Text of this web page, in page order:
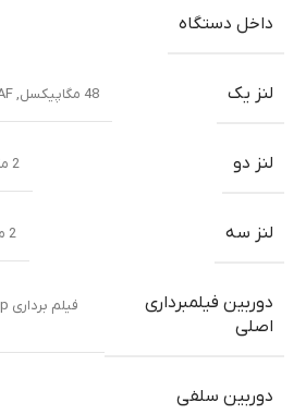
داخل دستگاه
لنز یک 48 مگاپیکسل, f/2.0, 26mm (wide), PDAF
لنز دو 2 مگاپیکسل, f/2.4, (macro)
لنز سه 2 مگاپیکسل, f/2.4, (depth)
دوربین فیلمبرداری
اصلی
دوربین سلفی